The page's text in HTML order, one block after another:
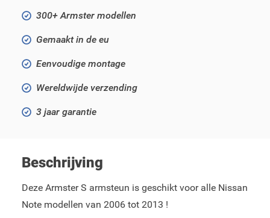
300+ Armster modellen
Gemaakt in de eu
Eenvoudige montage
Wereldwijde verzending
3 jaar garantie
Beschrijving
Deze Armster S armsteun is geschikt voor alle Nissan
Note modellen van 2006 tot 2013 !